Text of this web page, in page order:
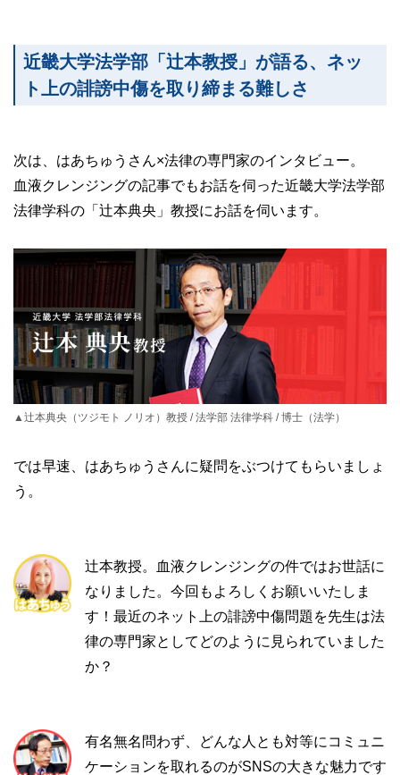
近畿大学法学部「辻本教授」が語る、ネッ
ト上の誹謗中傷を取り締まる難しさ
次は、はあちゅうさん×法律の専門家のインタビュー。
血液クレンジングの記事でもお話を伺った近畿大学法学部
法律学科の「辻本典央」教授にお話を伺います。
▲辻本典央（ツジモト ノリオ）教授 / 法学部 法律学科 / 博士（法学）
では早速、はあちゅうさんに疑問をぶつけてもらいましょ
う。
辻本教授。血液クレンジングの件ではお世話に
なりました。今回もよろしくお願いいたしま
す！最近のネット上の誹謗中傷問題を先生は法
律の専門家としてどのように見られていました
か？
有名無名問わず、どんな人とも対等にコミュニ
ケーションを取れるのがSNSの大きな魅力です